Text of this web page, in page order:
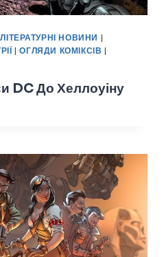
ЛІТЕРАТУРНІ НОВИНИ |
|ОГЛЯДИ КОМІКСІВ |
DC До Хеллоуіну